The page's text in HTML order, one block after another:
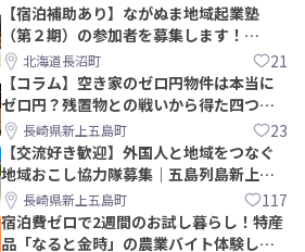
【宿泊補助あり】ながぬま地域起業塾
（第２期）の参加者を募集します！
【8/21〆】
北海道長沼町 21
【コラム】空き家のゼロ円物件は本当に
ゼロ円？残置物との戦いから得た四つの
教訓｜新上五島町
長崎県新上五島町 23
【交流好き歓迎】外国人と地域をつなぐ
地域おこし協力隊募集｜五島列島新上五
島町長崎県新上五島町 117
宿泊費ゼロで2週間のお試し暮らし！特産
品「なると金時」の農業バイト体験して